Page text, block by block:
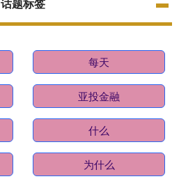
话题标签
每天
亚投金融
什么
为什么